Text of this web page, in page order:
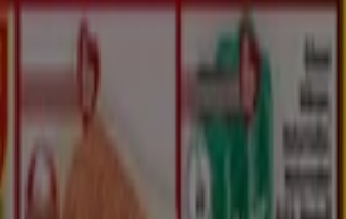
Shopfully, dem Tech-Unternehmen,
weltweit neu erfindet.